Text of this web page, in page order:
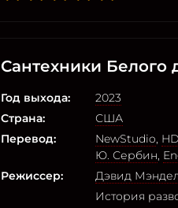
Сантехники Белого
Год выхода:
2023
Страна:
США
Перевод:
NewStudio,
Ю. Сербин,
Режиссер:
Дэвид
История